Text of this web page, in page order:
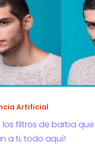
Artificial
los filtros de barba
a ti, todo aquí!